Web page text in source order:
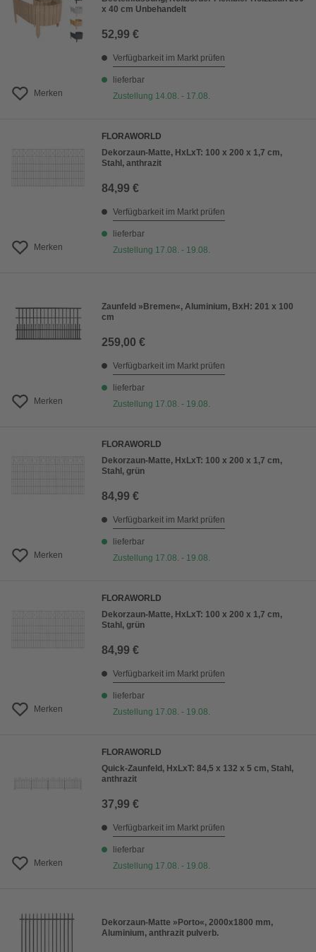
Merken
x 40 cm Unbehandelt
52,99 €
Verfügbarkeit im Markt prüfen
lieferbar
Zustellung 14.08. - 17.08.
Merken
FLORAWORLD
Dekorzaun-Matte, HxLxT: 100 x 200 x 1,7 cm,
Stahl, anthrazit
84,99 €
Verfügbarkeit im Markt prüfen
lieferbar
Zustellung 17.08. - 19.08.
Merken
Zaunfeld »Bremen«, Aluminium, BxH: 201 x 100
cm
259,00 €
Verfügbarkeit im Markt prüfen
lieferbar
Zustellung 17.08. - 19.08.
Merken
FLORAWORLD
Dekorzaun-Matte, HxLxT: 100 x 200 x 1,7 cm,
Stahl, grün
84,99 €
Verfügbarkeit im Markt prüfen
lieferbar
Zustellung 17.08. - 19.08.
Merken
FLORAWORLD
Dekorzaun-Matte, HxLxT: 100 x 200 x 1,7 cm,
Stahl, grün
84,99 €
Verfügbarkeit im Markt prüfen
lieferbar
Zustellung 17.08. - 19.08.
Merken
FLORAWORLD
Quick-Zaunfeld, HxLxT: 84,5 x 132 x 5 cm, Stahl,
anthrazit
37,99 €
Verfügbarkeit im Markt prüfen
lieferbar
Zustellung 17.08. - 19.08.
Dekorzaun-Matte »Porto«, 2000x1800 mm,
Aluminium, anthrazit pulverb.